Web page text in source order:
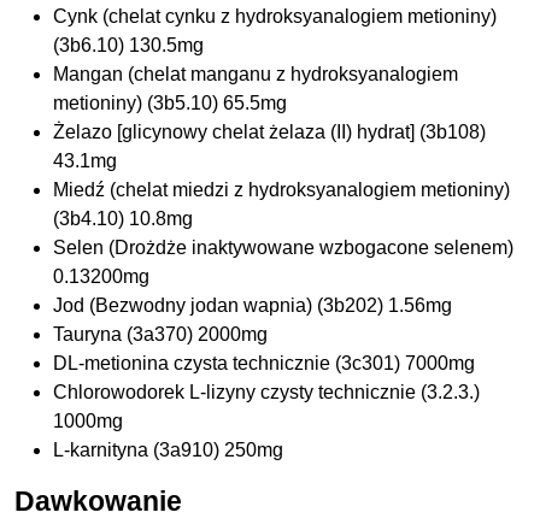
Cynk (chelat cynku z hydroksyanalogiem metioniny)
(3b6.10) 130.5mg
Mangan (chelat manganu z hydroksyanalogiem
metioniny) (3b5.10) 65.5mg
Żelazo [glicynowy chelat żelaza (II) hydrat] (3b108)
43.1mg
Miedź (chelat miedzi z hydroksyanalogiem metioniny)
(3b4.10) 10.8mg
Selen (Drożdże inaktywowane wzbogacone selenem)
0.13200mg
Jod (Bezwodny jodan wapnia) (3b202) 1.56mg
Tauryna (3a370) 2000mg
DL-metionina czysta technicznie (3c301) 7000mg
Chlorowodorek L-lizyny czysty technicznie (3.2.3.)
1000mg
L-karnityna (3a910) 250mg
Dawkowanie